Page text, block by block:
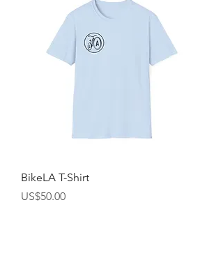
BikeLA T-Shirt
가격
US$50.00